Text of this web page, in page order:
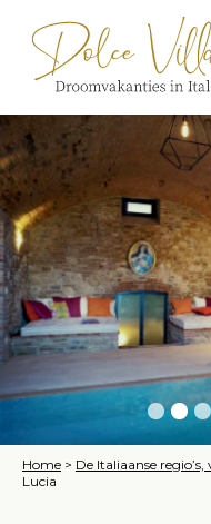
Home > De Italiaanse
Lucia